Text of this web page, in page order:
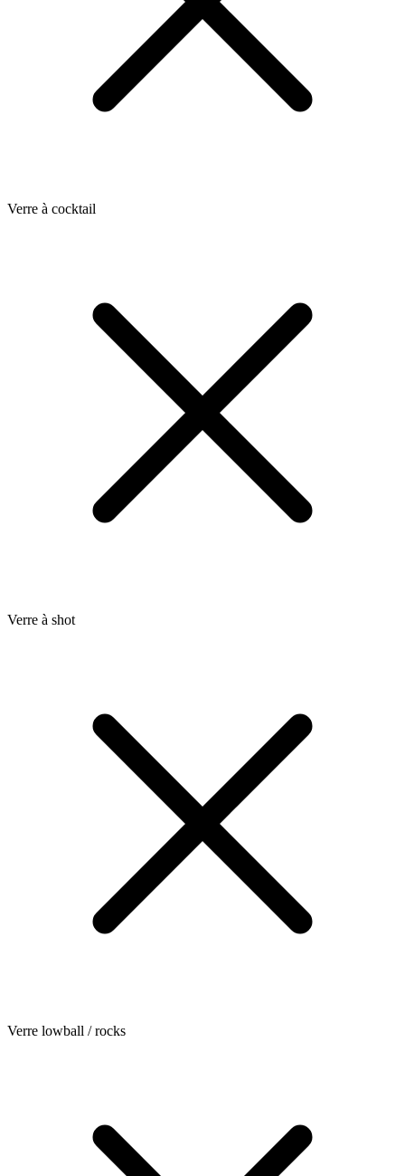
Verre à cocktail
Verre à shot
Verre lowball / rocks